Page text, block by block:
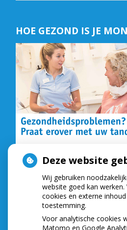
HOE GEZOND IS JE
NIEUWS
Let op: valse Infomedics-
openstaande rekening
Tanden bleken? Laat het
Deze website
Wij gebruiken
website goed kan werken.
cookies en externe
toestemming.
Voor analytische cookies
Matomo en Google